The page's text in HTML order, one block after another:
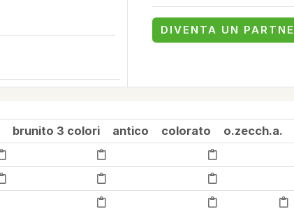
DIVENTA UN
brunito 3 colori antico colorato o.zecch.a.